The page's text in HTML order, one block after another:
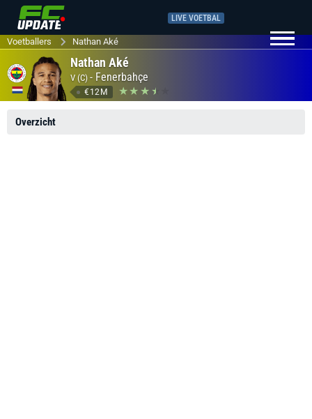
LIVE VOETBAL
Voetballers Nathan Aké
Nathan Aké
V (C) - Fenerbahçe
€12M
Overzicht